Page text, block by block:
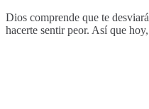
Dios comprende que te
hacerte sentir peor. Así que